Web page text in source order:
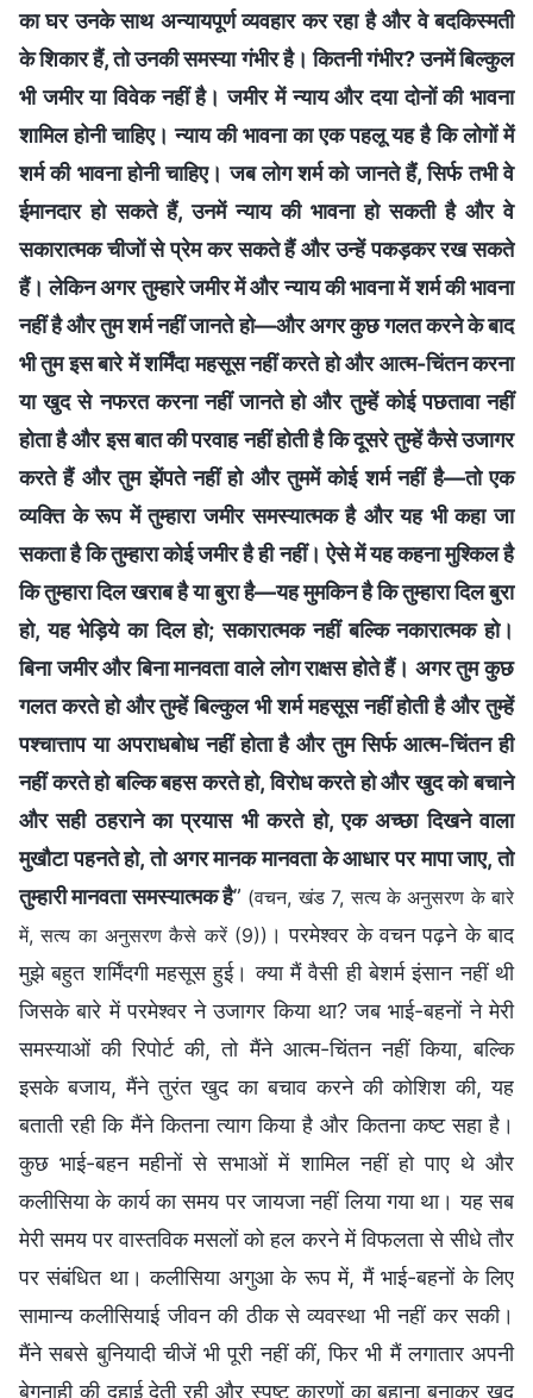
का घर उनके साथ अन्यायपूर्ण व्यवहार कर रहा है और वे बदकिस्मती
के शिकार हैं, तो उनकी समस्या गंभीर है। कितनी गंभीर? उनमें बिल्कुल
भी जमीर या विवेक नहीं है। जमीर में न्याय और दया दोनों की भावना
शामिल होनी चाहिए। न्याय की भावना का एक पहलू यह है कि लोगों में
शर्म की भावना होनी चाहिए। जब लोग शर्म को जानते हैं, सिर्फ तभी वे
ईमानदार हो सकते हैं, उनमें न्याय की भावना हो सकती है और वे
सकारात्मक चीजों से प्रेम कर सकते हैं और उन्हें पकड़कर रख सकते
हैं। लेकिन अगर तुम्हारे जमीर में और न्याय की भावना में शर्म की भावना
नहीं है और तुम शर्म नहीं जानते हो—और अगर कुछ गलत करने के बाद
भी तुम इस बारे में शर्मिंदा महसूस नहीं करते हो और आत्म-चिंतन करना
या खुद से नफरत करना नहीं जानते हो और तुम्हें कोई पछतावा नहीं
होता है और इस बात की परवाह नहीं होती है कि दूसरे तुम्हें कैसे उजागर
करते हैं और तुम झेंपते नहीं हो और तुममें कोई शर्म नहीं है—तो एक
व्यक्ति के रूप में तुम्हारा जमीर समस्यात्मक है और यह भी कहा जा
सकता है कि तुम्हारा कोई जमीर है ही नहीं। ऐसे में यह कहना मुश्किल है
कि तुम्हारा दिल खराब है या बुरा है—यह मुमकिन है कि तुम्हारा दिल बुरा
हो, यह भेड़िये का दिल हो; सकारात्मक नहीं बल्कि नकारात्मक हो।
बिना जमीर और बिना मानवता वाले लोग राक्षस होते हैं। अगर तुम कुछ
गलत करते हो और तुम्हें बिल्कुल भी शर्म महसूस नहीं होती है और तुम्हें
पश्चात्ताप या अपराधबोध नहीं होता है और तुम सिर्फ आत्म-चिंतन ही
नहीं करते हो बल्कि बहस करते हो, विरोध करते हो और खुद को बचाने
और सही ठहराने का प्रयास भी करते हो, एक अच्छा दिखने वाला
मुखौटा पहनते हो, तो अगर मानक मानवता के आधार पर मापा जाए, तो
तुम्हारी मानवता समस्यात्मक है” (वचन, खंड 7, सत्य के अनुसरण के बारे
में, सत्य का अनुसरण कैसे करें (9)) । परमेश्वर के वचन पढ़ने के बाद
मुझे बहुत शर्मिंदगी महसूस हुई। क्या मैं वैसी ही बेशर्म इंसान नहीं थी
जिसके बारे में परमेश्वर ने उजागर किया था? जब भाई-बहनों ने मेरी
समस्याओं की रिपोर्ट की, तो मैंने आत्म-चिंतन नहीं किया, बल्कि
इसके बजाय, मैंने तुरंत खुद का बचाव करने की कोशिश की, यह
बताती रही कि मैंने कितना त्याग किया है और कितना कष्ट सहा है।
कुछ भाई-बहन महीनों से सभाओं में शामिल नहीं हो पाए थे और
कलीसिया के कार्य का समय पर जायजा नहीं लिया गया था। यह सब
मेरी समय पर वास्तविक मसलों को हल करने में विफलता से सीधे तौर
पर संबंधित था। कलीसिया अगुआ के रूप में, मैं भाई-बहनों के लिए
सामान्य कलीसियाई जीवन की ठीक से व्यवस्था भी नहीं कर सकी।
मैंने सबसे बुनियादी चीजें भी पूरी नहीं कीं, फिर भी मैं लगातार अपनी
बेगुनाही की दुहाई देती रही और स्पष्ट कारणों का बहाना बनाकर खुद